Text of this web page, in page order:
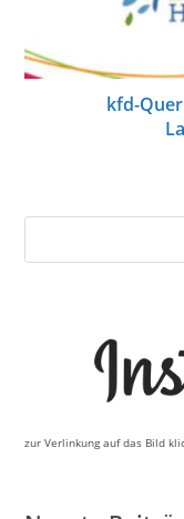
kfd-
zur Verlinkung auf das Bild